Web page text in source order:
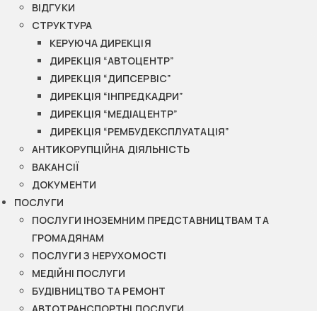
ВІДГУКИ
СТРУКТУРА
КЕРУЮЧА ДИРЕКЦІЯ
ДИРЕКЦІЯ “АВТОЦЕНТР”
ДИРЕКЦІЯ “ДИПСЕРВІС”
ДИРЕКЦІЯ “ІНПРЕДКАДРИ”
ДИРЕКЦІЯ “МЕДІАЦЕНТР”
ДИРЕКЦІЯ “РЕМБУДЕКСПЛУАТАЦІЯ”
АНТИКОРУПЦІЙНА ДІЯЛЬНІСТЬ
ВАКАНСІЇ
ДОКУМЕНТИ
ПОСЛУГИ
ПОСЛУГИ ІНОЗЕМНИМ ПРЕДСТАВНИЦТВАМ ТА
ГРОМАДЯНАМ
ПОСЛУГИ З НЕРУХОМОСТІ
МЕДІЙНІ ПОСЛУГИ
БУДІВНИЦТВО ТА РЕМОНТ